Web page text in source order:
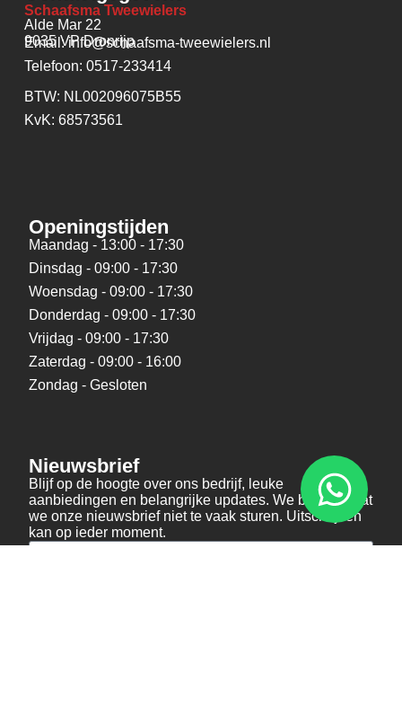
Schaafsma Tweewielers
Alde Mar 22
9035 VP Dronrijp
Email: info@schaafsma-tweewielers.nl
Telefoon: 0517-233414
BTW: NL002096075B55
KvK: 68573561
Openingstijden
Maandag - 13:00 - 17:30
Dinsdag - 09:00 - 17:30
Woensdag - 09:00 - 17:30
Donderdag - 09:00 - 17:30
Vrijdag - 09:00 - 17:30
Zaterdag - 09:00 - 16:00
Zondag - Gesloten
Nieuwsbrief
Blijf op de hoogte over ons bedrijf, leuke
aanbiedingen en belangrijke updates. We beloven dat
we onze nieuwsbrief niet te vaak sturen. Uitschrijven
kan op ieder moment.